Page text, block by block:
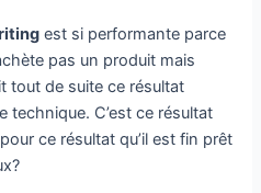
est si performante parce
pas un produit mais
tout de suite ce résultat
technique. C’est ce résultat
ce résultat qu’il est fin prêt